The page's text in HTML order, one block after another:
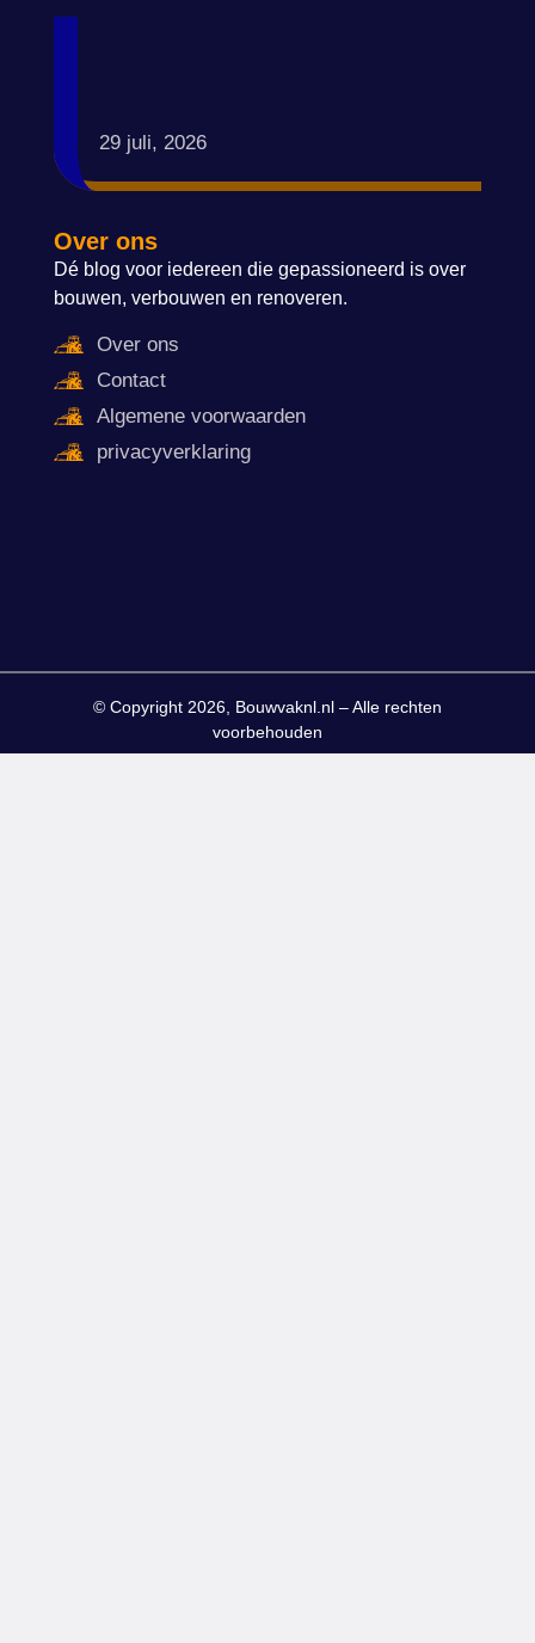
29 juli, 2026
Over ons
Dé blog voor iedereen die gepassioneerd is over
bouwen, verbouwen en renoveren.
Over ons
Contact
Algemene voorwaarden
privacyverklaring
© Copyright 2026, Bouwvaknl.nl – Alle rechten
voorbehouden